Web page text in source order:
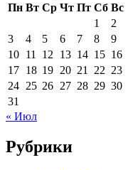
Пн Вт Ср Чт Пт Сб Вс
1
2
3
4 5 6 7 8
9
10 11 12 13 14 15 16
17 18 19 20 21 22 23
24 25 26 27 28 29 30
31
« Июл
Рубрики